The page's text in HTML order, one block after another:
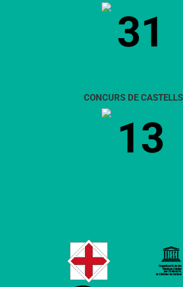
31
CONCURS DE CASTELLS
13